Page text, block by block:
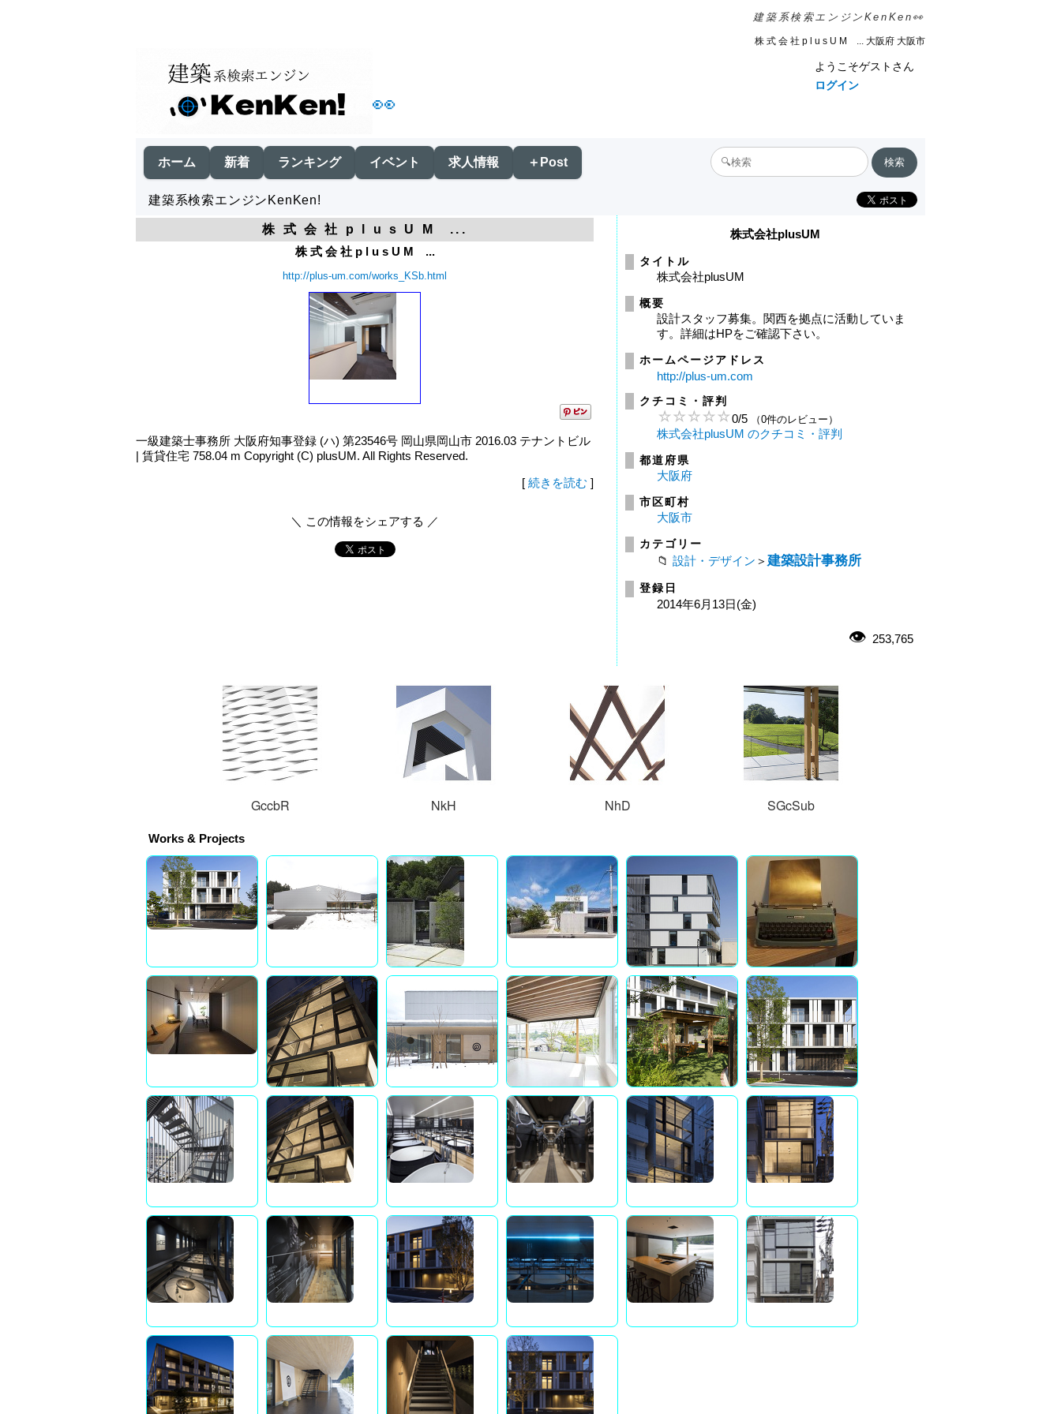
建築系検索エンジンKenKen👀
株 式 会 社 p l u s U M ... 大阪府 大阪市
👀
ようこそゲストさん
ログイン
ホーム 新着 ランキング イベント 求人情報 ＋Post
建築系検索エンジンKenKen!
株 式 会 社 p l u s U M ...
株 式 会 社 p l u s U M ...
http://plus-um.com/works_KSb.html
一級建築士事務所 大阪府知事登録 (ハ) 第23546号 岡山県岡山市 2016.03 テナントビル
| 賃貸住宅 758.04 m Copyright (C) plusUM. All Rights Reserved.
[ 続きを読む ]
＼ この情報をシェアする ／
株式会社plusUM
タイトル
株式会社plusUM
概要
設計スタッフ募集。関西を拠点に活動していま
す。詳細はHPをご確認下さい。
ホームページアドレス
http://plus-um.com
クチコミ・評判
0/5 （0件のレビュー）
株式会社plusUM のクチコミ・評判
都道府県
大阪府
市区町村
大阪市
カテゴリー
設計・デザイン ＞ 建築設計事務所
登録日
2014年6月13日(金)
253,765
GccbR NkH NhD SGcSub
Works & Projects